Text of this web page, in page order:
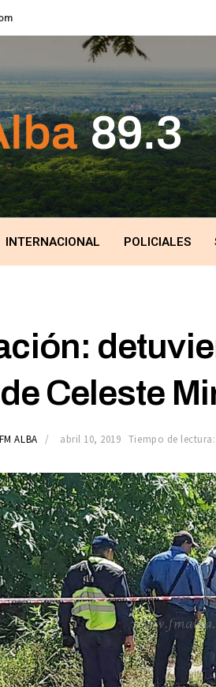
INTERNACIONAL POLICIALES
de Celeste
FM ALBA abril 10, 2019 Tiempo de